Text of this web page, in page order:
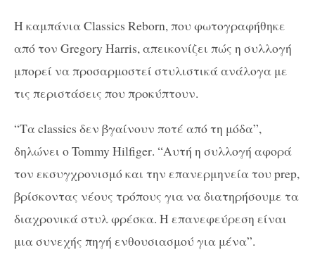
Η καμπάνιαClassics Reborn, που φωτογραφήθηκε
από τον Gregory Harris, απεικονίζει πώς η συλλογή
μπορεί να προσαρμοστεί στυλιστικά ανάλογα με
τις περιστάσεις που προκύπτουν.
“Ταclassics δεν βγαίνουν ποτέ από τη μόδα”,
δηλώνει οTommy Hilfiger. “Αυτή η συλλογή αφορά
τον εκσυγχρονισμό και την επανερμηνεία του prep,
βρίσκοντας νέους τρόπους για να διατηρήσουμε τα
διαχρονικά στυλ φρέσκα. Η επανεφεύρεση είναι
μια συνεχής πηγή ενθουσιασμού για μένα”.